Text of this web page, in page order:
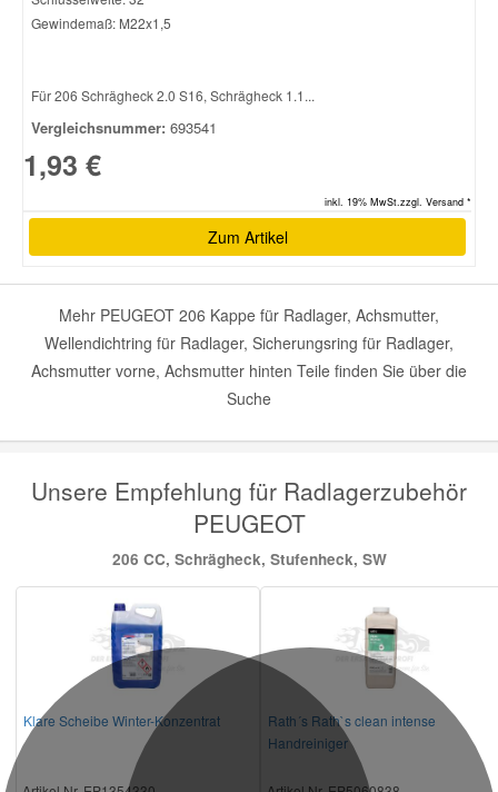
Gewindemaß: M22x1,5
Für 206 Schrägheck 2.0 S16, Schrägheck 1.1...
Vergleichsnummer: 693541
1,93 €
inkl. 19% MwSt.zzgl. Versand *
Zum Artikel
Mehr PEUGEOT 206 Kappe für Radlager, Achsmutter,
Wellendichtring für Radlager, Sicherungsring für Radlager,
Achsmutter vorne, Achsmutter hinten Teile finden Sie über die
Suche
Unsere Empfehlung für Radlagerzubehör
PEUGEOT
206 CC, Schrägheck, Stufenheck, SW
Klare Scheibe Winter-Konzentrat
Rath´s Rath`s clean intense
Handreiniger